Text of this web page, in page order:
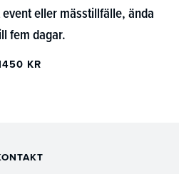
eller mässtillfälle, ända
fem dagar.
KR